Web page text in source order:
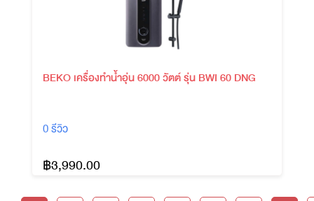
BEKO เครื่องทำน้ำอุ่น 6000 วัตต์ รุ่น BWI 60 DNG
0 รีวิว
฿3,990.00